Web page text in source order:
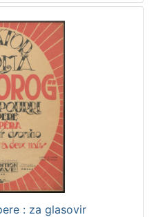
: za glasovir